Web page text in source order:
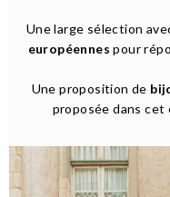
Une large sélection
européennes pour
Une proposition de
proposée dans cet